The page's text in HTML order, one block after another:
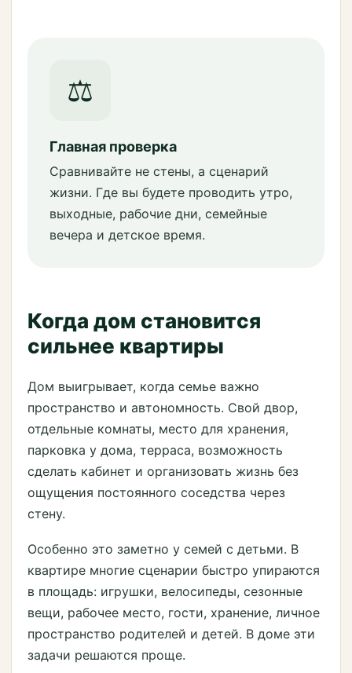
⚖
Главная проверка
Сравнивайте не стены, а сценарий
жизни. Где вы будете проводить утро,
выходные, рабочие дни, семейные
вечера и детское время.
Когда дом становится
сильнее квартиры
Дом выигрывает, когда семье важно
пространство и автономность. Свой двор,
отдельные комнаты, место для хранения,
парковка у дома, терраса, возможность
сделать кабинет и организовать жизнь без
ощущения постоянного соседства через
стену.
Особенно это заметно у семей с детьми. В
квартире многие сценарии быстро упираются
в площадь: игрушки, велосипеды, сезонные
вещи, рабочее место, гости, хранение, личное
пространство родителей и детей. В доме эти
задачи решаются проще.